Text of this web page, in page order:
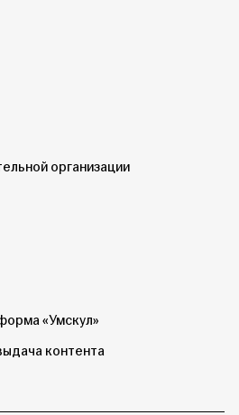
организации
«Умскул»
контента